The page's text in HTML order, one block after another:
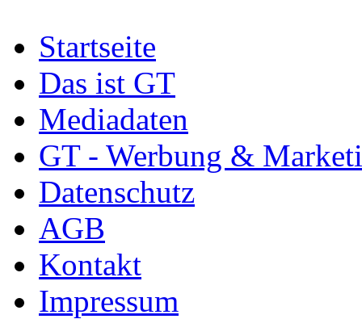
Startseite
Das ist GT
Mediadaten
GT - Werbung &
Datenschutz
AGB
Kontakt
Impressum